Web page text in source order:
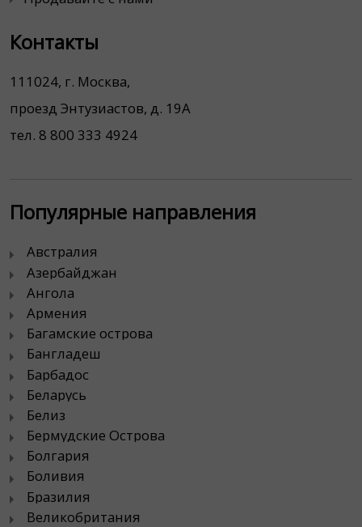
Контакты
111024, г. Москва,
проезд Энтузиастов, д. 19А
тел. 8 800 333 4924
Популярные направления
Австралия
Азербайджан
Ангола
Армения
Багамские острова
Бангладеш
Барбадос
Беларусь
Белиз
Бермудские Острова
Болгария
Боливия
Бразилия
Великобритания